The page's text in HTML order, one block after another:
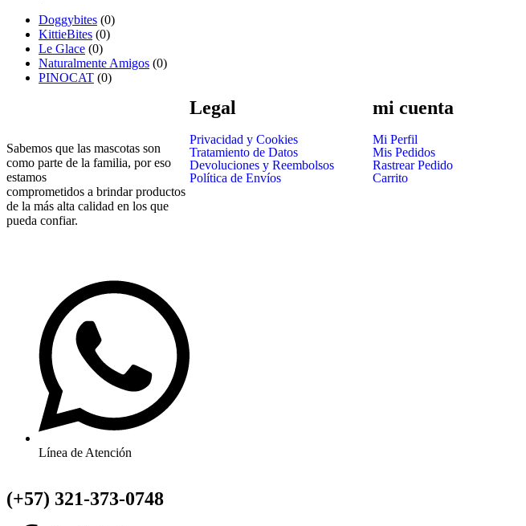
Doggybites (0)
KittieBites (0)
Le Glace (0)
Naturalmente Amigos (0)
PINOCAT (0)
Sabemos que las mascotas son
como parte de la familia, por eso
estamos
comprometidos a brindar productos
de la más alta calidad en los que
pueda confiar.
Línea de Atención
(+57) 321-373-0748
Legal
Privacidad y Cookies
Tratamiento de Datos
Devoluciones y Reembolsos
Política de Envíos
mi cuenta
Mi Perfil
Mis Pedidos
Rastrear Pedido
Carrito